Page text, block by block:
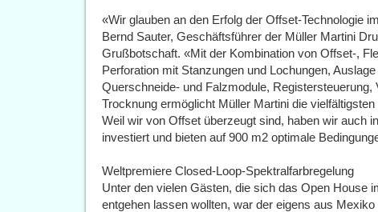
«Wir glauben an den Erfolg der Offset-Technologie
Bernd Sauter, Geschäftsführer der Müller Martini
Grußbotschaft. «Mit der Kombination von Offset-,
Perforation mit Stanzungen und Lochungen,
Querschneide- und Falzmodule, Registersteuerung,
Trocknung ermöglicht Müller Martini die
Weil wir von Offset überzeugt sind, haben wir auch
investiert und bieten auf 900 m2 optimale
Weltpremiere Closed-Loop-Spektralfarbregelung
Unter den vielen Gästen, die sich das Open House
entgehen lassen wollten, war der eigens aus